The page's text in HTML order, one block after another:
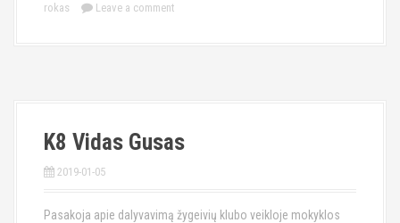
rokas
Leave a comment
K8 Vidas Gusas
2019-01-05
Pasakoja apie dalyvavimą žygeivių klubo veikloje mokyklos